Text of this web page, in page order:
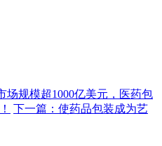
场规模超1000亿美元，医药包
下一篇：使药品包装成为艺